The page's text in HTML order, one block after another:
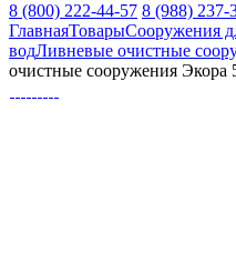
8 (800) 222-44-57 8 (988) 237-
ГлавнаяТоварыСооружения
водЛивневые очистные
очистные сооружения Экора